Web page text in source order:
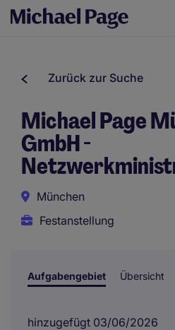
Zurück zur Suche
Michael Page
GmbH -
München
Festanstellung
Aufgabengebiet Übersicht
hinzugefügt 03/06/2026